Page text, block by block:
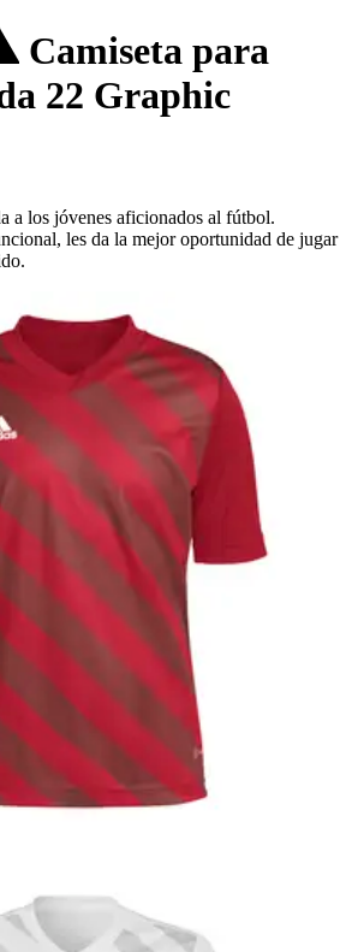
Camiseta para
22 Graphic
a los jóvenes aficionados al fútbol.
les da la mejor oportunidad de jugar